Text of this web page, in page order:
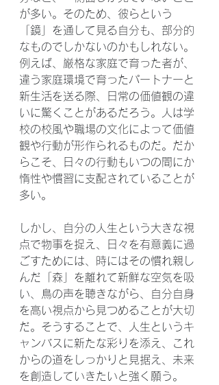
が多い。そのため、彼らという
「鏡」を通して見る自分も、部分的
なものでしかないのかもしれない。
例えば、厳格な家庭で育った者が、
違う家庭環境で育ったパートナーと
新生活を送る際、日常の価値観の違
いに驚くことがあるだろう。人は学
校の校風や職場の文化によって価値
観や行動が形作られるものだ。だか
らこそ、日々の行動もいつの間にか
惰性や慣習に支配されていることが
多い。
しかし、自分の人生という大きな視
点で物事を捉え、日々を有意義に過
ごすためには、時にはその慣れ親し
んだ「森」を離れて新鮮な空気を吸
い、鳥の声を聴きながら、自分自身
を高い視点から見つめることが大切
だ。そうすることで、人生というキ
ャンバスに新たな彩りを添え、これ
からの道をしっかりと見据え、未来
を創造していきたいと強く願う。